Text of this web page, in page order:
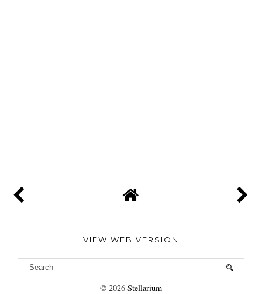
VIEW WEB VERSION
© 2026 Stellarium